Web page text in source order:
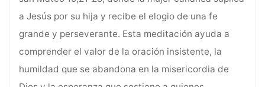
a Jesús por su hija y recibe el elogio de una fe
grande y perseverante. Esta meditación ayuda a
comprender el valor de la oración insistente, la
humildad que se abandona en la misericordia de